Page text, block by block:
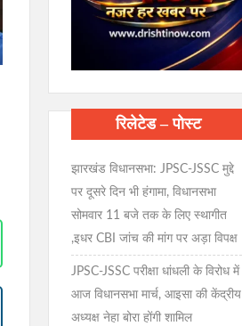
रिलेटेड – पोस्ट
झारखंड विधानसभा: JPSC-JSSC मुद्दे
पर दूसरे दिन भी हंगामा, विधानसभा
सोमवार 11 बजे तक के लिए स्थागीत
,इधर CBI जांच की मांग पर अड़ा विपक्ष
JPSC-JSSC परीक्षा धांधली के विरोध में
आज विधानसभा मार्च, आइसा की केंद्रीय
अध्यक्ष नेहा बोरा होंगी शामिल